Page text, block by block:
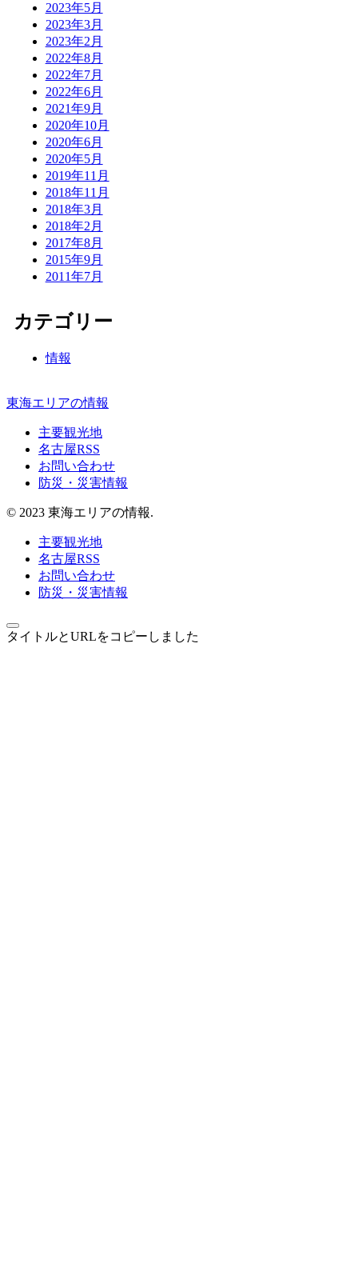
2023年5月
2023年3月
2023年2月
2022年8月
2022年7月
2022年6月
2021年9月
2020年10月
2020年6月
2020年5月
2019年11月
2018年11月
2018年3月
2018年2月
2017年8月
2015年9月
2011年7月
カテゴリー
情報
東海エリアの情報
主要観光地
名古屋RSS
お問い合わせ
防災・災害情報
© 2023 東海エリアの情報.
主要観光地
名古屋RSS
お問い合わせ
防災・災害情報
タイトルとURLをコピーしました